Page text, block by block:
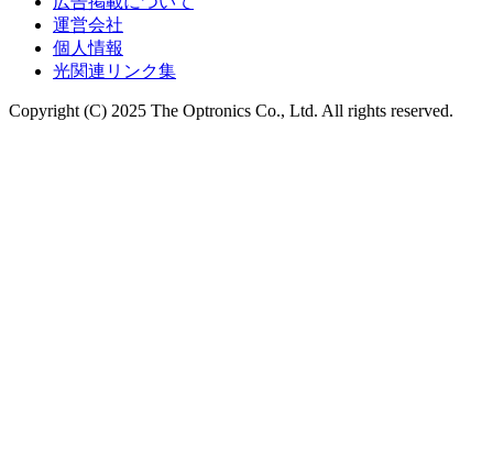
運営会社
個人情報
光関連リンク集
Copyright (C) 2025 The Optronics Co., Ltd. All rights reserved.